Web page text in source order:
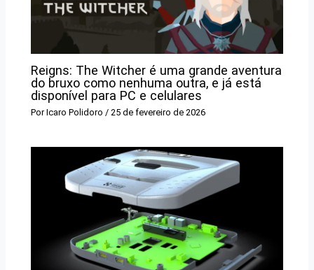
Reigns: The Witcher é uma grande aventura
do bruxo como nenhuma outra, e já está
disponível para PC e celulares
PorIcaro Polidoro/25 de fevereiro de 2026